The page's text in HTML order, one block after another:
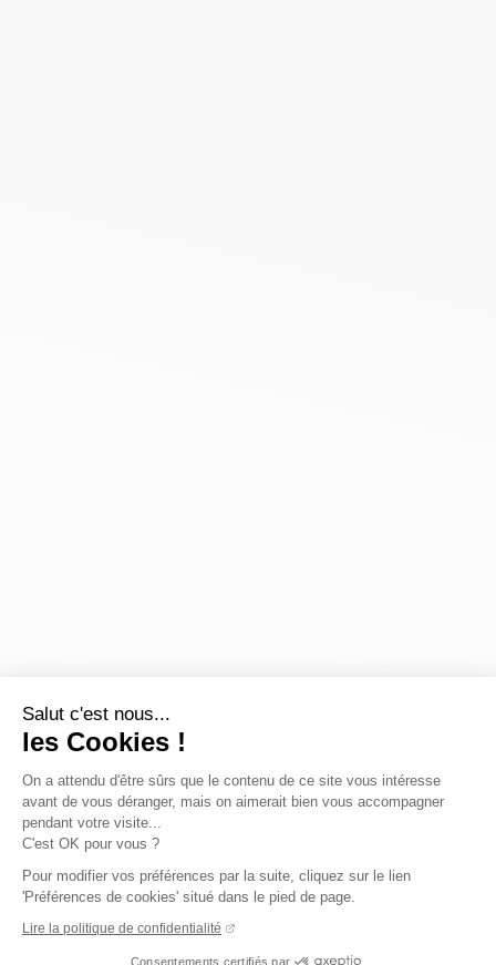
Salut c'est nous...
les Cookies !
On a attendu d'être sûrs que le contenu de ce site vous intéresse
avant de vous déranger, mais on aimerait bien vous accompagner
pendant votre visite...
C'est OK pour vous ?
Pour modifier vos préférences par la suite, cliquez sur le lien
'Préférences de cookies' situé dans le pied de page.
Lire la politique de confidentialité
Consentements certifiés par